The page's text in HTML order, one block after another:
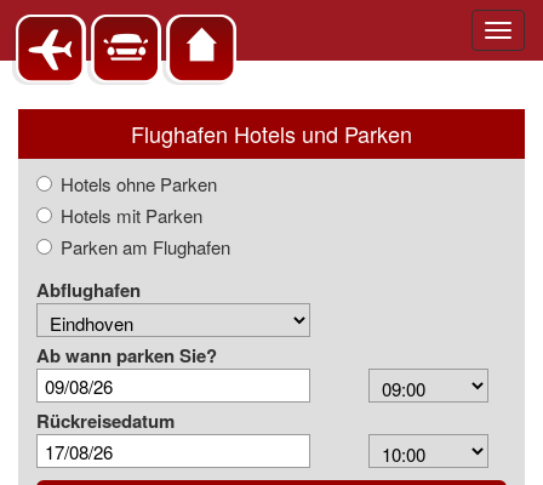
Flughafen Hotels und Parken
Hotels ohne Parken
Hotels mit Parken
Parken am Flughafen
Abflughafen
Ab wann parken Sie?
Arrival
Time
Rückreisedatum
Depart
Time